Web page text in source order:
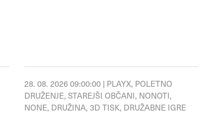
28. 08. 2026 09:00:00 | PLAYX, POLETNO
DRUŽENJE, STAREJŠI OBČANI, NONOTI,
NONE, DRUŽINA, 3D TISK, DRUŽABNE IGRE